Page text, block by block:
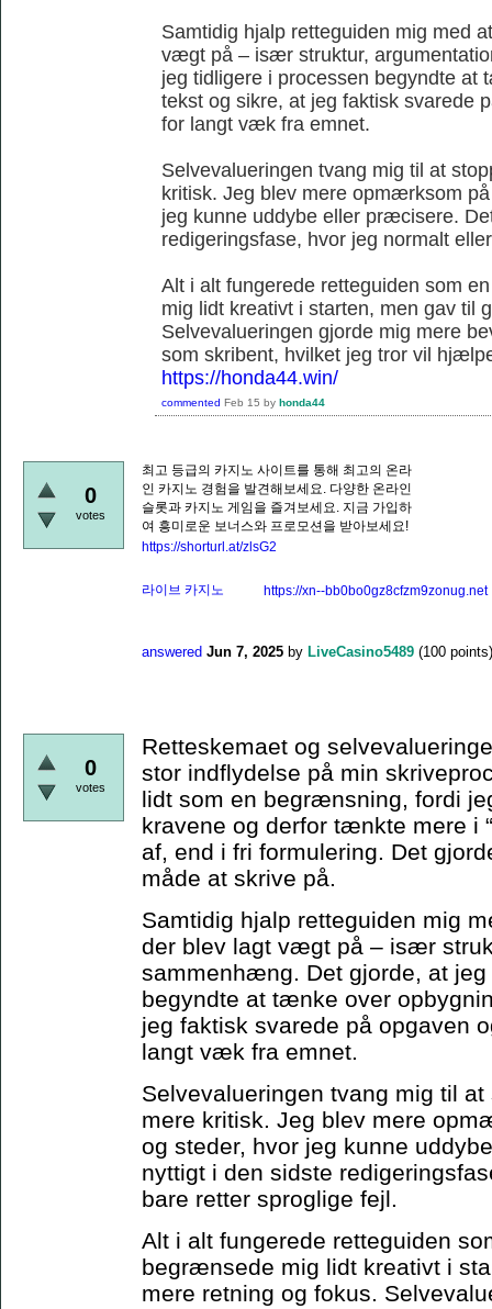
Samtidig hjalp retteguiden mig med
vægt på – især struktur,
jeg tidligere i processen begyndte at
tekst og sikre, at jeg faktisk svarede
for langt væk fra emnet.
Selvevalueringen tvang mig til at
kritisk. Jeg blev mere opmærksom
jeg kunne uddybe eller præcisere.
redigeringsfase, hvor jeg normalt
Alt i alt fungerede retteguiden som
mig lidt kreativt i starten, men gav til
Selvevalueringen gjorde mig mere
som skribent, hvilket jeg tror vil
https://honda44.win/
commented Feb 15 by honda44
0
votes
최고 등급의 카지노 사이트를 통해 최고의 온라
인 카지노 경험을 발견해보세요. 다양한 온라인
슬롯과 카지노 게임을 즐겨보세요. 지금 가입하
여 흥미로운 보너스와 프로모션을 받아보세요!
https://shorturl.at/zlsG2
라이브 카지노 https://xn--bb0bo0gz8cfzm9zonug.net
answered Jun 7, 2025 by LiveCasino5489 (100 points)
0
votes
Retteskemaet og
stor indflydelse på min
lidt som en begrænsning, fordi
kravene og derfor tænkte mere i
af, end i fri formulering. Det
måde at skrive på.
Samtidig hjalp retteguiden mig
der blev lagt vægt på – især
sammenhæng. Det gjorde, at
begyndte at tænke over
jeg faktisk svarede på opgaven
langt væk fra emnet.
Selvevalueringen tvang mig til
mere kritisk. Jeg blev mere
og steder, hvor jeg kunne
nyttigt i den sidste
bare retter sproglige fejl.
Alt i alt fungerede retteguiden
begrænsede mig lidt kreativt i
mere retning og fokus.